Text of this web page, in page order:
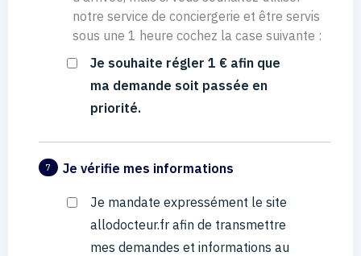
notre service de conciergerie et être servis
sous une 1 heure cochez la case suivante :
Je souhaite régler 1 € afin que
ma demande soit passée en
priorité.
7 Je vérifie mes informations
Je mandate expressément le site
allodocteur.fr afin de transmettre
mes demandes et informations au